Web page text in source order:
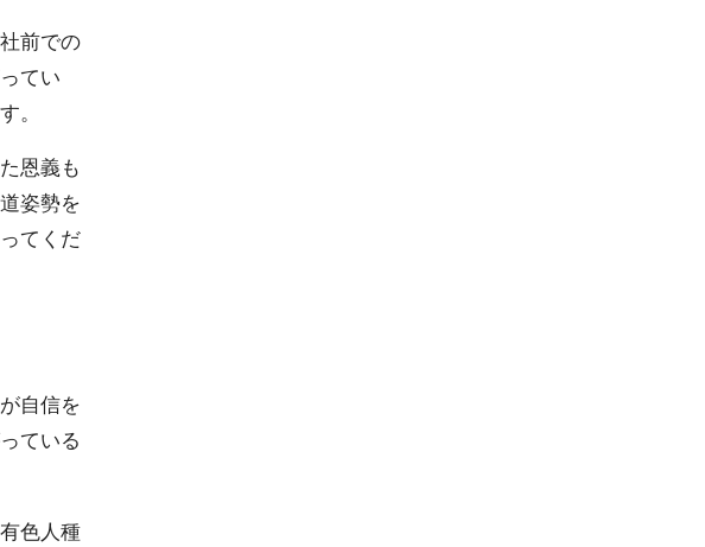
前での
てい
。
恩義も
姿勢を
てくだ
自信を
ている
色人種